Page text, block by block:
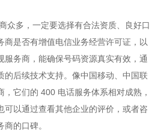
众多，一定要选择有合法资质、良好口
商是否有增值电信业务经营许可证，以
服务商，能确保号码资源真实有效，通
的后续技术支持。像中国移动、中国联
它们的 400 电话服务体系相对成熟，
可以通过查看其他企业的评价，或者咨
的口碑。